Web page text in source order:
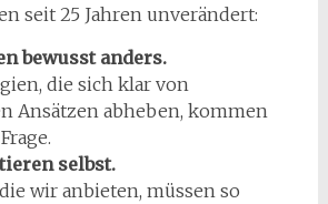
seit 25 Jahren unverändert:
bewusst anders.
die sich klar von
Ansätzen abheben, kommen
selbst.
wir anbieten, müssen so